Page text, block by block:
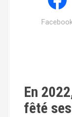
En
fêté